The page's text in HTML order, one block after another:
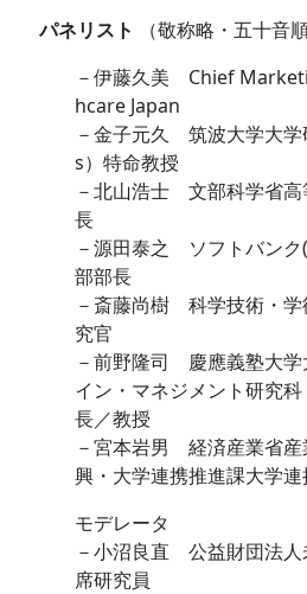
パネリスト
（敬称略・五十音順
－伊藤久美 Chief
hcare Japan
－金子元久 筑波大学大学
s）特命教授
－北山浩士 文部科学省高
長
－源田泰之 ソフトバンク
部部長
－斎藤尚樹 科学技術・学
究官
－前野隆司 慶應義塾大学
イン・マネジメント研究
長／教授
－宮本岩男 経済産業省産
興・大学連携推進課大学
モデレータ
－小沼良直 公益財団法
席研究員